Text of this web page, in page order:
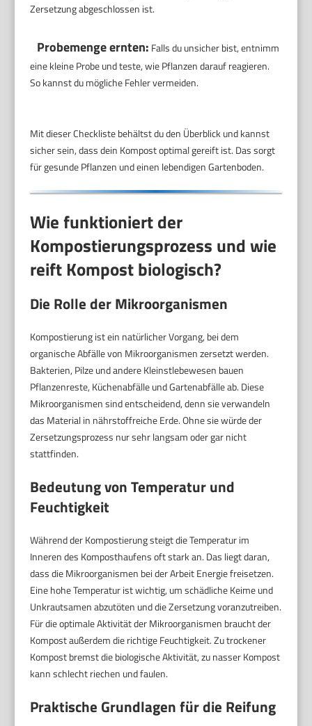
Zersetzung abgeschlossen ist.
Probemenge ernten: Falls du unsicher bist, entnimm
eine kleine Probe und teste, wie Pflanzen darauf reagieren.
So kannst du mögliche Fehler vermeiden.
Mit dieser Checkliste behältst du den Überblick und kannst
sicher sein, dass dein Kompost optimal gereift ist. Das sorgt
für gesunde Pflanzen und einen lebendigen Gartenboden.
Wie funktioniert der
Kompostierungsprozess und wie
reift Kompost biologisch?
Die Rolle der Mikroorganismen
Kompostierung ist ein natürlicher Vorgang, bei dem
organische Abfälle von Mikroorganismen zersetzt werden.
Bakterien, Pilze und andere Kleinstlebewesen bauen
Pflanzenreste, Küchenabfälle und Gartenabfälle ab. Diese
Mikroorganismen sind entscheidend, denn sie verwandeln
das Material in nährstoffreiche Erde. Ohne sie würde der
Zersetzungsprozess nur sehr langsam oder gar nicht
stattfinden.
Bedeutung von Temperatur und
Feuchtigkeit
Während der Kompostierung steigt die Temperatur im
Inneren des Komposthaufens oft stark an. Das liegt daran,
dass die Mikroorganismen bei der Arbeit Energie freisetzen.
Eine hohe Temperatur ist wichtig, um schädliche Keime und
Unkrautsamen abzutöten und die Zersetzung voranzutreiben.
Für die optimale Aktivität der Mikroorganismen braucht der
Kompost außerdem die richtige Feuchtigkeit. Zu trockener
Kompost bremst die biologische Aktivität, zu nasser Kompost
kann schlecht riechen und faulen.
Praktische Grundlagen für die Reifung